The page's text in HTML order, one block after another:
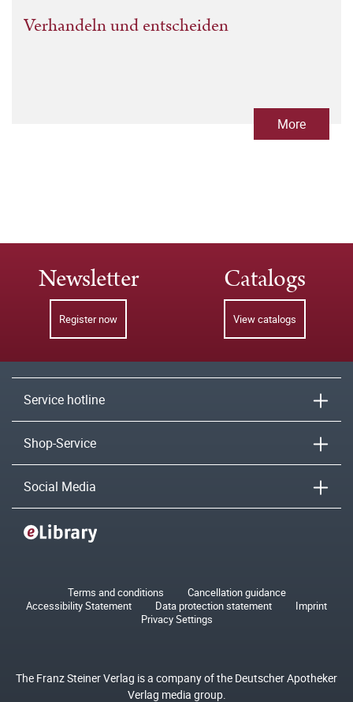
Verhandeln und entscheiden
More
Newsletter
Register now
Catalogs
View catalogs
Service hotline
Shop-Service
Social Media
Terms and conditions
Cancellation guidance
Accessibility Statement
Data protection statement
Imprint
Privacy Settings
The Franz Steiner Verlag is a company of the Deutscher Apotheker
Verlag media group.